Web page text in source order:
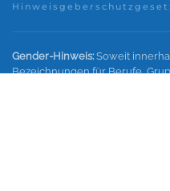
Gender-Hinweis: Soweit
Bezeichnungen für Berufe,